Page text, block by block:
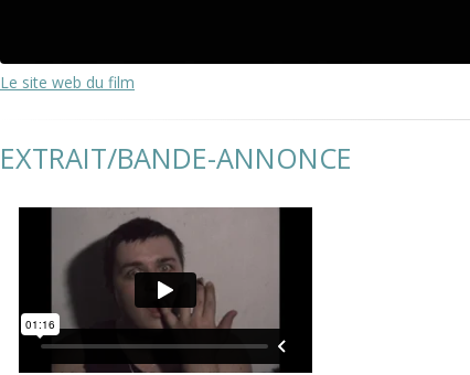
Le site web du film
EXTRAIT/BANDE-ANNONCE